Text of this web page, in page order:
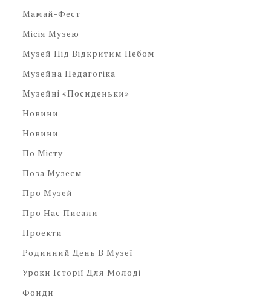
Мамай-Фест
Місія Музею
Музей Під Відкритим Небом
Музейна Педагогіка
Музейні «посиденьки»
Новини
Новини
По Місту
Поза Музеєм
Про Музей
Про Нас Писали
Проекти
Родинний День В Музеї
Уроки Історії Для Молоді
Фонди